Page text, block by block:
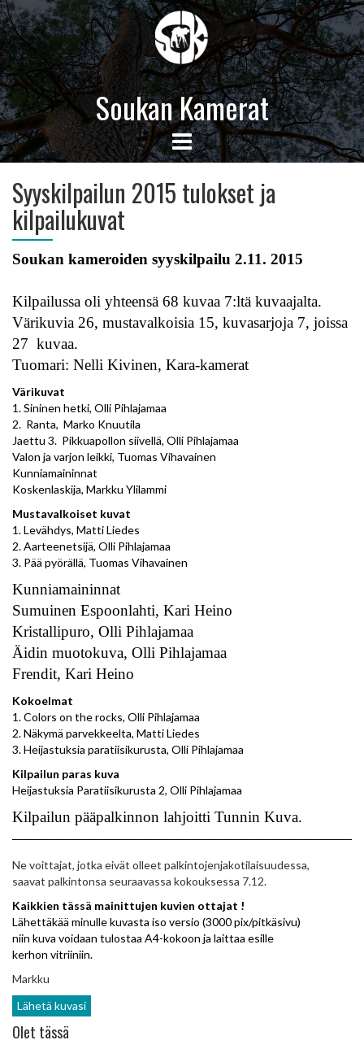
Soukan Kamerat
Syyskilpailun 2015 tulokset ja
kilpailukuvat
Soukan kameroiden syyskilpailu 2.11. 2015
Kilpailussa oli yhteensä 68 kuvaa 7:ltä kuvaajalta.
Värikuvia 26, mustavalkoisia 15, kuvasarjoja 7, joissa
27 kuvaa.
Tuomari: Nelli Kivinen, Kara-kamerat
Värikuvat
1. Sininen hetki, Olli Pihlajamaa
2. Ranta, Marko Knuutila
Jaettu 3. Pikkuapollon siivellä, Olli Pihlajamaa
Valon ja varjon leikki, Tuomas Vihavainen
Kunniamaininnat
Koskenlaskija, Markku Ylilammi
Mustavalkoiset kuvat
1. Levähdys, Matti Liedes
2. Aarteenetsijä, Olli Pihlajamaa
3. Pää pyörällä, Tuomas Vihavainen
Kunniamaininnat
Sumuinen Espoonlahti, Kari Heino
Kristallipuro, Olli Pihlajamaa
Äidin muotokuva, Olli Pihlajamaa
Frendit, Kari Heino
Kokoelmat
1. Colors on the rocks, Olli Pihlajamaa
2. Näkymä parvekkeelta, Matti Liedes
3. Heijastuksia paratiisikurusta, Olli Pihlajamaa
Kilpailun paras kuva
Heijastuksia Paratiisikurusta 2, Olli Pihlajamaa
Kilpailun pääpalkinnon lahjoitti Tunnin Kuva.
——————————————————————
Ne voittajat, jotka eivät olleet palkintojenjakotilaisuudessa,
saavat palkintonsa seuraavassa kokouksessa 7.12.
Kaikkien tässä mainittujen kuvien ottajat !
Lähettäkää minulle kuvasta iso versio (3000 pix/pitkäsivu)
niin kuva voidaan tulostaa A4-kokoon ja laittaa esille
kerhon vitriiniin.
Markku
Lähetä kuvasi
Olet tässä